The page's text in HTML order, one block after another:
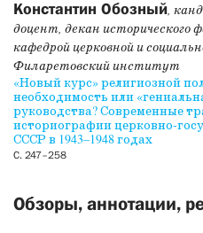
Константин Обозный,
доцент, декан
кафедрой церковной и
Филаретовский институт
«Новый курс» религиозной
необходимость или
руководства? Современные
историографии церковно-
СССР в 1943–1948 годах
С. 247–258
Обзоры, аннотации,